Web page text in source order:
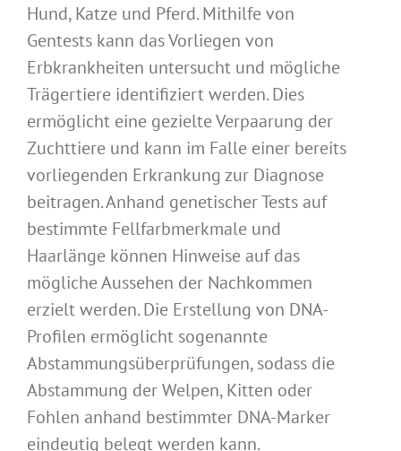
Hund, Katze und Pferd. Mithilfe von
Gentests kann das Vorliegen von
Erbkrankheiten untersucht und mögliche
Trägertiere identifiziert werden. Dies
ermöglicht eine gezielte Verpaarung der
Zuchttiere und kann im Falle einer bereits
vorliegenden Erkrankung zur Diagnose
beitragen. Anhand genetischer Tests auf
bestimmte Fellfarbmerkmale und
Haarlänge können Hinweise auf das
mögliche Aussehen der Nachkommen
erzielt werden. Die Erstellung von DNA-
Profilen ermöglicht sogenannte
Abstammungsüberprüfungen, sodass die
Abstammung der Welpen, Kitten oder
Fohlen anhand bestimmter DNA-Marker
eindeutig belegt werden kann.